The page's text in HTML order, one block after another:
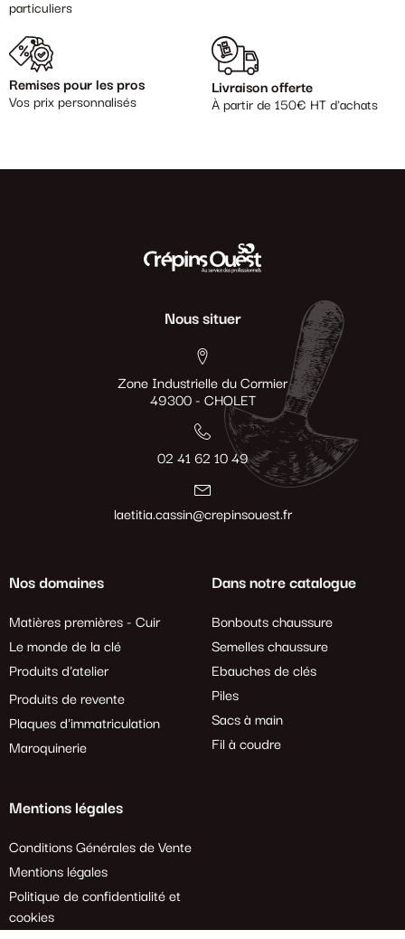
particuliers
Remises pour les pros
Vos prix personnalisés
Livraison offerte
À partir de 150€ HT d'achats
Nous situer
Zone Industrielle du Cormier
49300 - CHOLET
02 41 62 10 49
laetitia.cassin@crepinsouest.fr
Nos domaines
Matières premières - Cuir
Le monde de la clé
Produits d'atelier
Produits de revente
Plaques d'immatriculation
Maroquinerie
Dans notre catalogue
Bonbouts chaussure
Semelles chaussure
Ebauches de clés
Piles
Sacs à main
Fil à coudre
Mentions légales
Conditions Générales de Vente
Mentions légales
Politique de confidentialité et
cookies